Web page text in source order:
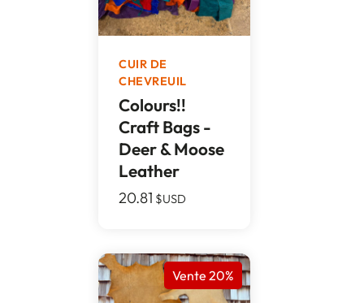
CUIR DE
CHEVREUIL
Colours!!
Craft Bags -
Deer & Moose
Leather
20.81 $USD
Vente 20%